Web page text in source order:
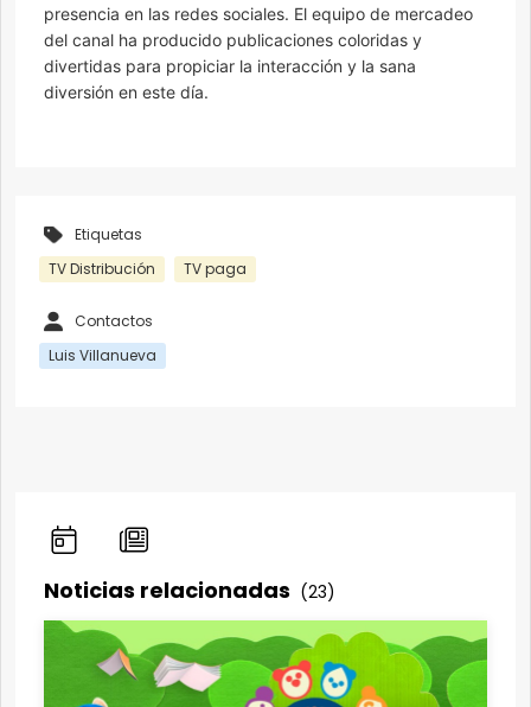
presencia en las redes sociales. El equipo de mercadeo
del canal ha producido publicaciones coloridas y
divertidas para propiciar la interacción y la sana
diversión en este día.
Etiquetas
TV Distribución
TV paga
Contactos
Luis Villanueva
Noticias relacionadas (23)